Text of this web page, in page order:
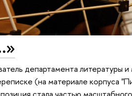
департамента литературы
(на материале корпуса